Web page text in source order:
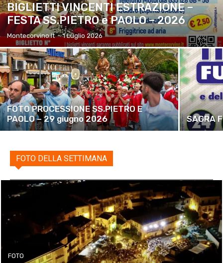
BIGLIETTI VINCENTI ESTRAZIONE –
FESTA SS.PIETRO e PAOLO – 2026
Montecorvino.it - 1 Luglio 2026
FOTO PROCESSIONE SS.PIETRO E
PAOLO – 29 giugno 2026
SAGRA
FOTO DELLA SETTIMANA
FOTO